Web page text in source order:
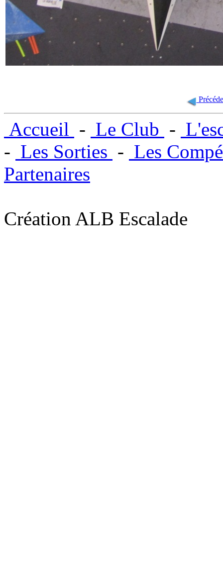
Accueil - Le Club -
- Les Sorties - Les
Partenaires
Création ALB Escalade